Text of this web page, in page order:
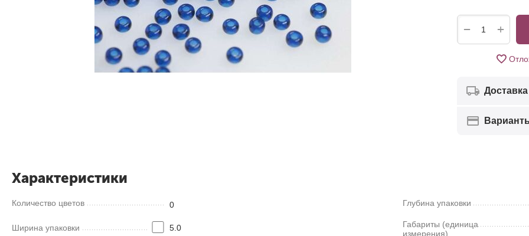
+
−
Доставка
Характеристики
Количество цветов 0
Ширина упаковки 5.0
Глубина упаковки
Габариты (единица
измерения)